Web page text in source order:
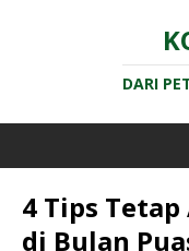
DARI
4 Tips
di Bulan